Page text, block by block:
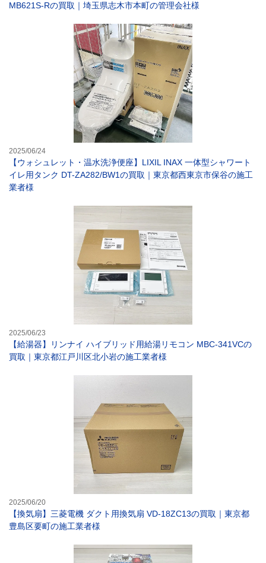
MB621S-Rの買取｜埼玉県志木市本町の管理会社様
2025/06/24
【ウォシュレット・温水洗浄便座】LIXIL INAX 一体型シャワート
イレ用タンク DT-ZA282/BW1の買取｜東京都西東京市保谷の施工
業者様
2025/06/23
【給湯器】リンナイ ハイブリッド用給湯リモコン MBC-341VCの
買取｜東京都江戸川区北小岩の施工業者様
2025/06/20
【換気扇】三菱電機 ダクト用換気扇 VD-18ZC13の買取｜東京都
豊島区要町の施工業者様